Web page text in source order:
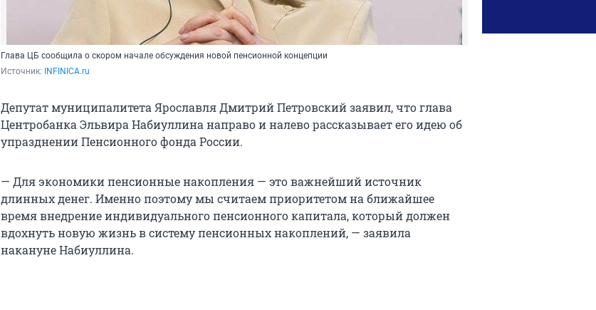
Глава ЦБ сообщила о скором начале обсуждения новой пенсионной концепции
Источник:
INFINICA.ru
Депутат муниципалитета Ярославля Дмитрий Петровский заявил, что глава
Центробанка Эльвира Набиуллина направо и налево рассказывает его идею об
упразднении Пенсионного фонда России.
— Для экономики пенсионные накопления — это важнейший источник
длинных денег. Именно поэтому мы считаем приоритетом на ближайшее
время внедрение индивидуального пенсионного капитала, который должен
вдохнуть новую жизнь в систему пенсионных накоплений, — заявила
накануне Набиуллина.